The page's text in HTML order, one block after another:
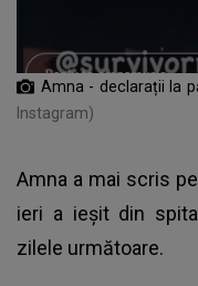
Amna - declarații la
Instagram)
Amna a mai scris
ieri a ieșit din
zilele următoare.